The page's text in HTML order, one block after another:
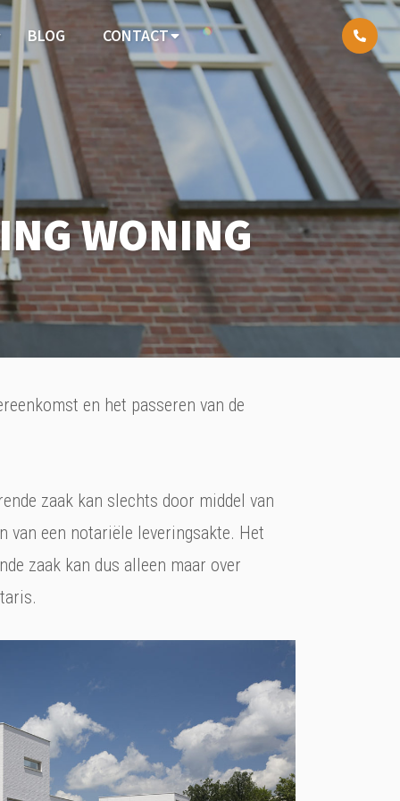
BLOG CONTACT
WONING
en het passeren van de
zaak kan slechts door middel van
van een notariële leveringsakte. Het
zaak kan dus alleen maar over